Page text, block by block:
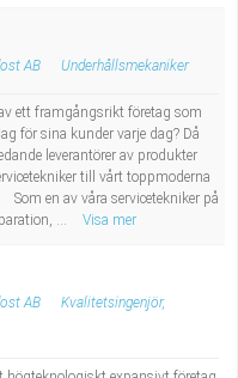
AB Underhållsmekaniker
ett framgångsrikt företag som
för sina kunder varje dag? Då
leverantörer av produkter
till vårt toppmoderna
en av våra servicetekniker på
...
Visa mer
AB
Kvalitetsingenjör,